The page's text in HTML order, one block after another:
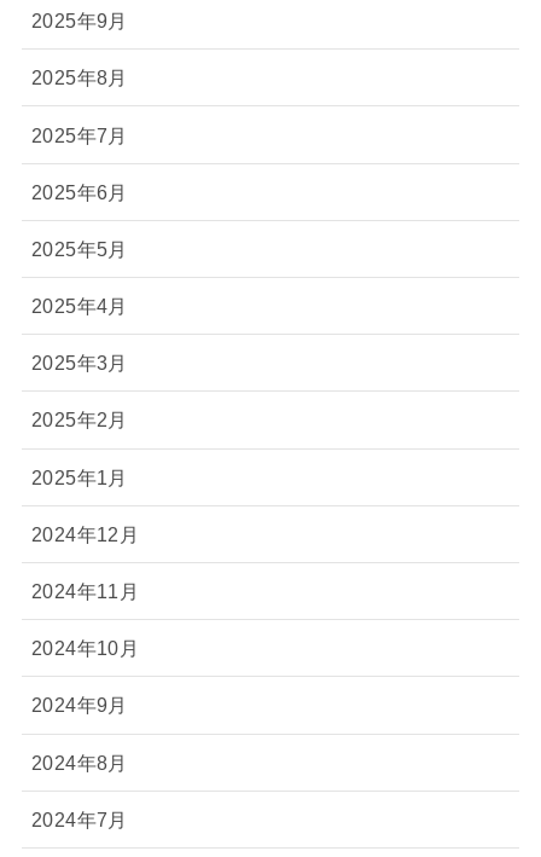
2025年9月
2025年8月
2025年7月
2025年6月
2025年5月
2025年4月
2025年3月
2025年2月
2025年1月
2024年12月
2024年11月
2024年10月
2024年9月
2024年8月
2024年7月